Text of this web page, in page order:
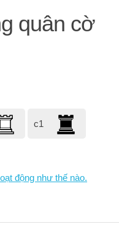
quân cờ
c1
động như thế nào.